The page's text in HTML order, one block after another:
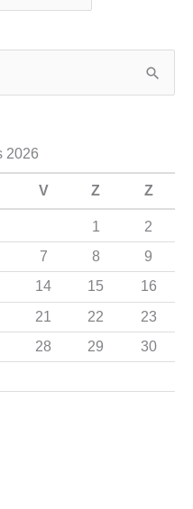
2026
V Z Z
1
2
7 8
9
14 15
16
21 22
23
28 29
30